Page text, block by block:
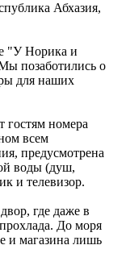
Абхазия,
"У Норика и
позаботились о
для наших
гостям номера
всем
предусмотрена
воды (душ,
и телевизор.
где даже в
До моря
и магазина лишь